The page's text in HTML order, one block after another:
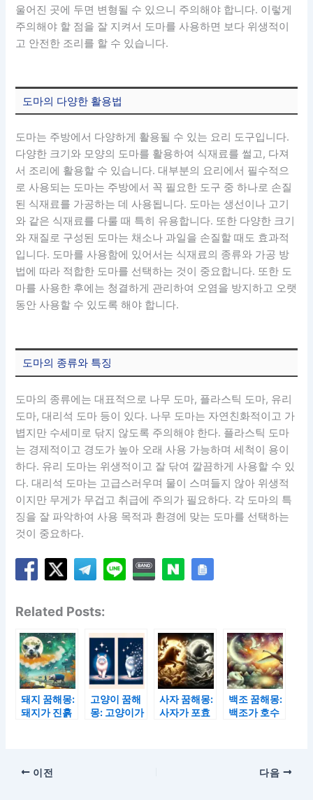
울어진 곳에 두면 변형될 수 있으니 주의해야 합니다. 이렇게
주의해야 할 점을 잘 지켜서 도마를 사용하면 보다 위생적이
고 안전한 조리를 할 수 있습니다.
도마의 다양한 활용법
도마는 주방에서 다양하게 활용될 수 있는 요리 도구입니다.
다양한 크기와 모양의 도마를 활용하여 식재료를 썰고, 다져
서 조리에 활용할 수 있습니다. 대부분의 요리에서 필수적으
로 사용되는 도마는 주방에서 꼭 필요한 도구 중 하나로 손질
된 식재료를 가공하는 데 사용됩니다. 도마는 생선이나 고기
와 같은 식재료를 다룰 때 특히 유용합니다. 또한 다양한 크기
와 재질로 구성된 도마는 채소나 과일을 손질할 때도 효과적
입니다. 도마를 사용함에 있어서는 식재료의 종류와 가공 방
법에 따라 적합한 도마를 선택하는 것이 중요합니다. 또한 도
마를 사용한 후에는 청결하게 관리하여 오염을 방지하고 오랫
동안 사용할 수 있도록 해야 합니다.
도마의 종류와 특징
도마의 종류에는 대표적으로 나무 도마, 플라스틱 도마, 유리
도마, 대리석 도마 등이 있다. 나무 도마는 자연친화적이고 가
볍지만 수세미로 닦지 않도록 주의해야 한다. 플라스틱 도마
는 경제적이고 경도가 높아 오래 사용 가능하며 세척이 용이
하다. 유리 도마는 위생적이고 잘 닦여 깔끔하게 사용할 수 있
다. 대리석 도마는 고급스러우며 물이 스며들지 않아 위생적
이지만 무게가 무겁고 취급에 주의가 필요하다. 각 도마의 특
징을 잘 파악하여 사용 목적과 환경에 맞는 도마를 선택하는
것이 중요하다.
Related Posts:
돼지 꿈해몽:
돼지가 진흙
고양이 꿈해
몽: 고양이가
사자 꿈해몽:
사자가 포효
백조 꿈해몽:
백조가 호수
이전 다음